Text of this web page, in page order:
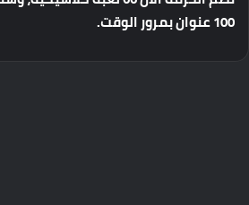
100 عنوان بمرور الوقت.